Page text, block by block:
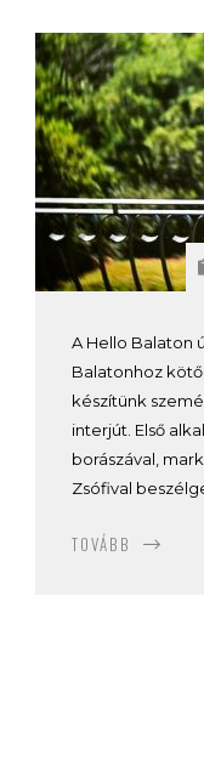
A Hello Balaton
Balatonhoz
készítünk
interjút. Első
borászával,
Zsófival
TOVÁBB